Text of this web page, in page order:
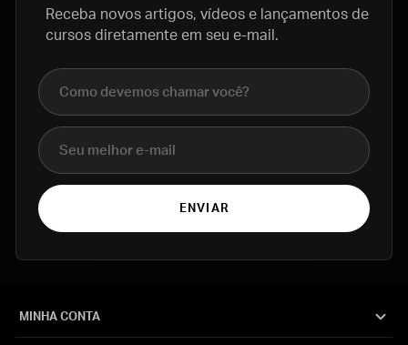
Receba novos artigos, vídeos e lançamentos de
cursos diretamente em seu e-mail.
Nome completo
E-mail
ENVIAR
MINHA CONTA